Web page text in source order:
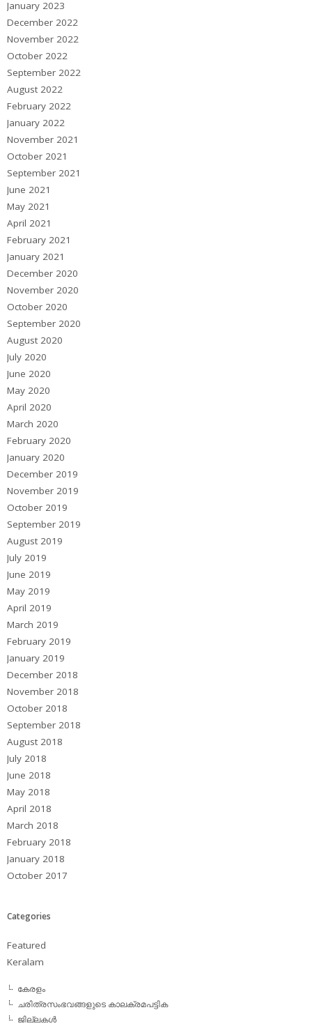
January 2023
December 2022
November 2022
October 2022
September 2022
August 2022
February 2022
January 2022
November 2021
October 2021
September 2021
June 2021
May 2021
April 2021
February 2021
January 2021
December 2020
November 2020
October 2020
September 2020
August 2020
July 2020
June 2020
May 2020
April 2020
March 2020
February 2020
January 2020
December 2019
November 2019
October 2019
September 2019
August 2019
July 2019
June 2019
May 2019
April 2019
March 2019
February 2019
January 2019
December 2018
November 2018
October 2018
September 2018
August 2018
July 2018
June 2018
May 2018
April 2018
March 2018
February 2018
January 2018
October 2017
Categories
Featured
Keralam
കേരളം
ചരിത്രസംഭവങ്ങളുടെ കാലക്രമപട്ടിക
ജില്ലകള്‍